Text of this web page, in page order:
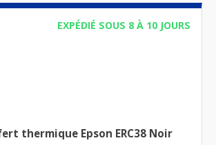
EXPÉDIÉ SOUS 8 À 10 JOURS
thermique Epson ERC38 Noir